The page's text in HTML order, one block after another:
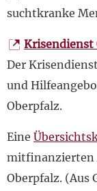
suchtkranke
Krisendienst
Der
und
Oberpfalz.
Eine
mitfinanzierten
Oberpfalz. (Aus